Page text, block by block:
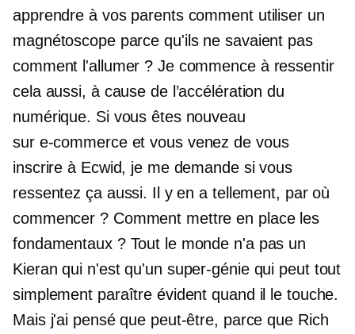
apprendre à vos parents comment utiliser un
magnétoscope parce qu'ils ne savaient pas
comment l'allumer ? Je commence à ressentir
cela aussi, à cause de l’accélération du
numérique. Si vous êtes nouveau
sur e-commerceet vous venez de vous
inscrire à Ecwid, je me demande si vous
ressentez ça aussi. Il y en a tellement, par où
commencer ? Comment mettre en place les
fondamentaux ? Tout le monde n'a pas un
Kieran qui n'est qu'un super-géniequi peut tout
simplement paraître évident quand il le touche.
Mais j'ai pensé que peut-être, parce que Rich